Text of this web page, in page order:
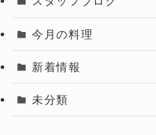
今月の料理
新着情報
未分類